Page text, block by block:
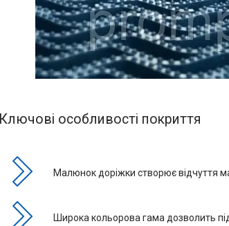
Ключові особливості покриття
Малюнок доріжки створює відчуття
Широка кольорова гама дозволить